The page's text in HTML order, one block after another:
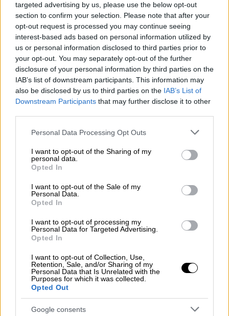
targeted advertising by us, please use the below opt-out
section to confirm your selection. Please note that after your
opt-out request is processed you may continue seeing
interest-based ads based on personal information utilized by
us or personal information disclosed to third parties prior to
your opt-out. You may separately opt-out of the further
disclosure of your personal information by third parties on the
IAB’s list of downstream participants. This information may
also be disclosed by us to third parties on the IAB’s List of
Downstream Participants that may further disclose it to other
Please note that this website/app uses one or more Google
not limited to your visit or usage behaviour. You may click to
grant or deny consent to Google and its third-party tags to
use your data for below specified purposes in below Google
consent section.
Personal Data Processing Opt Outs
I want to opt-out of the Sharing of my
personal data.
Opted In
I want to opt-out of the Sale of my
Personal Data.
Opted In
I want to opt-out of processing my
Personal Data for Targeted Advertising.
Opted In
I want to opt-out of Collection, Use,
Retention, Sale, and/or Sharing of my
Personal Data that Is Unrelated with the
Purposes for which it was collected.
Opted Out
Google consents
Πολιτική|23.07.2024 22:12
Δίωξη για βιασμό και επικίνδυνη
σωματική βλάβη στον Γεωργούλη: Τι
εισηγήθηκε η εισαγγελέας των
Βρυξελλών
Η Εισαγγελία Βρυξελλών είχε ορίσει το
ποινικό δικαστήριο για τις 27 Ιουνίου